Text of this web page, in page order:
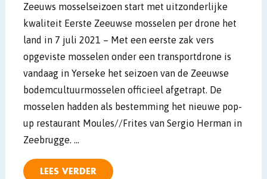
Zeeuws mosselseizoen start met uitzonderlijke
kwaliteit Eerste Zeeuwse mosselen per drone het
land in 7 juli 2021 – Met een eerste zak vers
opgeviste mosselen onder een transportdrone is
vandaag in Yerseke het seizoen van de Zeeuwse
bodemcultuurmosselen officieel afgetrapt. De
mosselen hadden als bestemming het nieuwe pop-
up restaurant Moules//Frites van Sergio Herman in
Zeebrugge. …
LEES VERDER